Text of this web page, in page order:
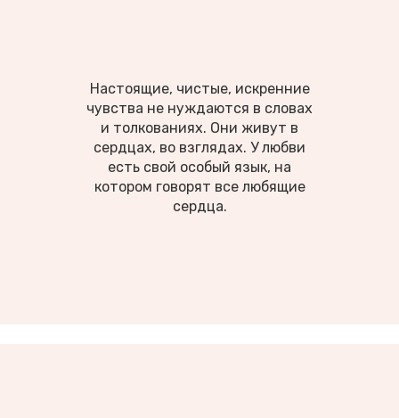
Настоящие, чистые, искренние
чувства не нуждаются в словах
и толкованиях. Они живут в
сердцах, во взглядах. У любви
есть свой особый язык, на
котором говорят все любящие
сердца.